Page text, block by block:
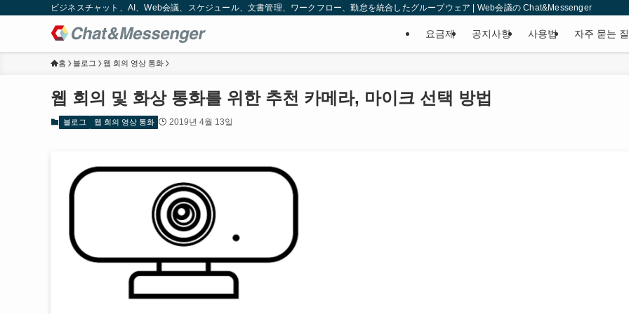
ビジネスチャット、AI、Web会議、スケジュール、文書管理、ワークフロー、勤怠を統合したグループウェア | Web会議の Chat&Messenger
요금제 공지사항 사용법 자주 묻는
홈 블로그 웹 회의 영상 통화
웹 회의 및 화상 통화를 위한 추천 카메라, 마이크 선택 방법
블로그 웹 회의 영상 통화 2019년 4월 13일